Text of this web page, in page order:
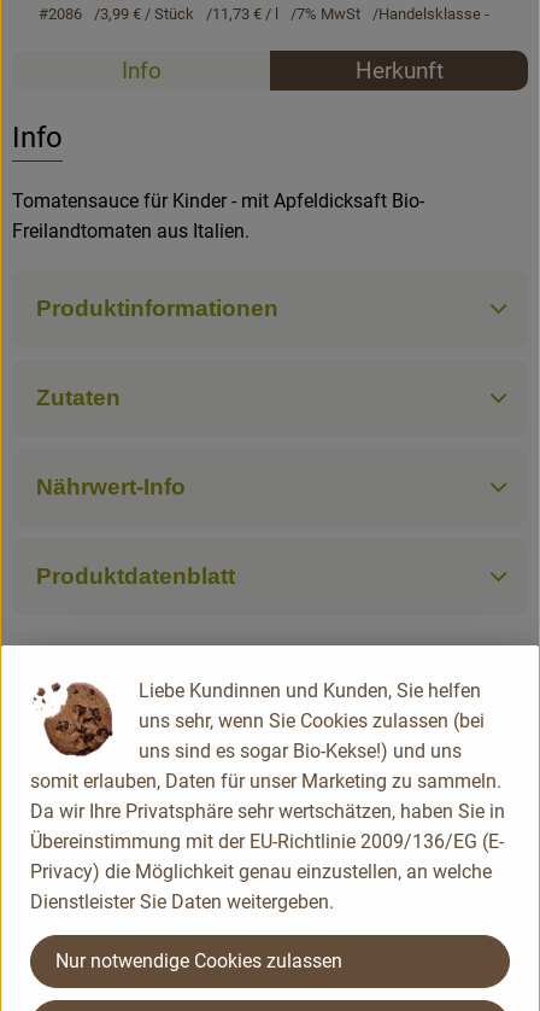
#2086 3,99 € / Stück 11,73 € / l 7% MwSt Handelsklasse -
Rezepte
Info Herkunft
Info
Tomatensauce für Kinder - mit Apfeldicksaft Bio-
Freilandtomaten aus Italien.
Produktinformationen
Zutaten
Nährwert-Info
Produktdatenblatt
Herkunft
Divers
Zwergenwiese
Liebe Kundinnen und Kunden, Sie helfen
uns sehr, wenn Sie Cookies zulassen (bei
uns sind es sogar Bio-Kekse!) und uns
somit erlauben, Daten für unser Marketing zu sammeln.
Da wir Ihre Privatsphäre sehr wertschätzen, haben Sie in
Übereinstimmung mit der EU-Richtlinie 2009/136/EG (E-
Privacy) die Möglichkeit genau einzustellen, an welche
Dienstleister Sie Daten weitergeben.
Nur notwendige Cookies zulassen